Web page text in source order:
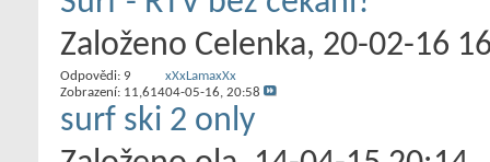
Založeno Celenka‎, 20-02-16
Odpovědi: 9
Zobrazení: 11,614
xXxLamaxXx
04-05-16, 20:58
surf ski 2 only